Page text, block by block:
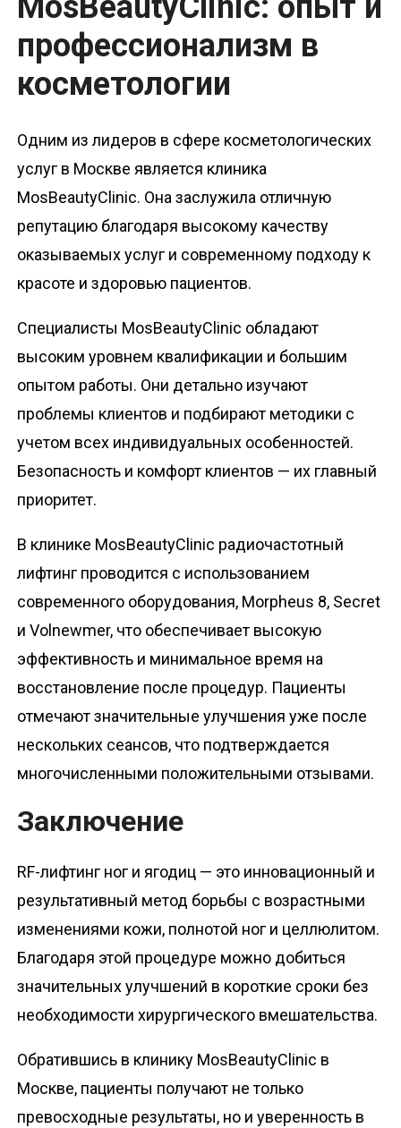
профессионализм в
косметологии
Одним из лидеров в сфере косметологических
услуг в Москве является клиника
MosBeautyClinic. Она заслужила отличную
репутацию благодаря высокому качеству
оказываемых услуг и современному подходу к
красоте и здоровью пациентов.
Специалисты MosBeautyClinic обладают
высоким уровнем квалификации и большим
опытом работы. Они детально изучают
проблемы клиентов и подбирают методики с
учетом всех индивидуальных особенностей.
Безопасность и комфорт клиентов — их главный
приоритет.
В клинике MosBeautyClinic радиочастотный
лифтинг проводится с использованием
современного оборудования, Morpheus 8, Secret
и Volnewmer, что обеспечивает высокую
эффективность и минимальное время на
восстановление после процедур. Пациенты
отмечают значительные улучшения уже после
нескольких сеансов, что подтверждается
многочисленными положительными отзывами.
Заключение
RF-лифтинг ног и ягодиц — это инновационный и
результативный метод борьбы с возрастными
изменениями кожи, полнотой ног и целлюлитом.
Благодаря этой процедуре можно добиться
значительных улучшений в короткие сроки без
необходимости хирургического вмешательства.
Обратившись в клинику MosBeautyClinic в
Москве, пациенты получают не только
превосходные результаты, но и уверенность в